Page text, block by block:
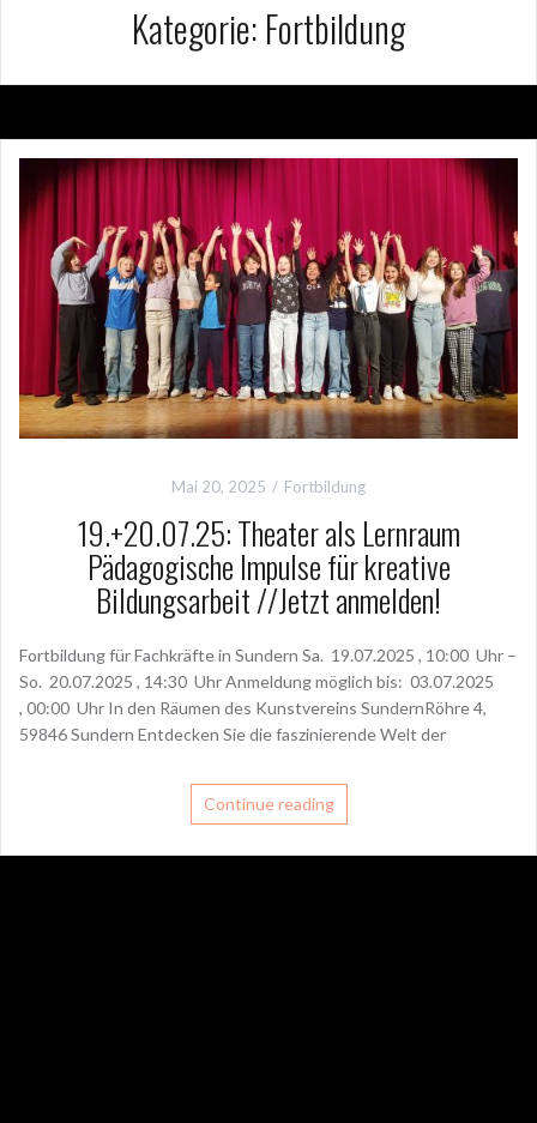
Kategorie: Fortbildung
Mai 20, 2025 Fortbildung
19.+20.07.25: Theater als Lernraum
Pädagogische Impulse für kreative
Bildungsarbeit //Jetzt anmelden!
Fortbildung für Fachkräfte in Sundern Sa. 19.07.2025 , 10:00 Uhr –
So. 20.07.2025 , 14:30 Uhr Anmeldung möglich bis: 03.07.2025
, 00:00 Uhr In den Räumen des Kunstvereins SundernRöhre 4,
59846 Sundern Entdecken Sie die faszinierende Welt der
Continue reading